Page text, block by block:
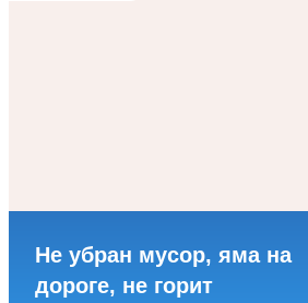
Не убран мусор, яма на
дороге, не горит